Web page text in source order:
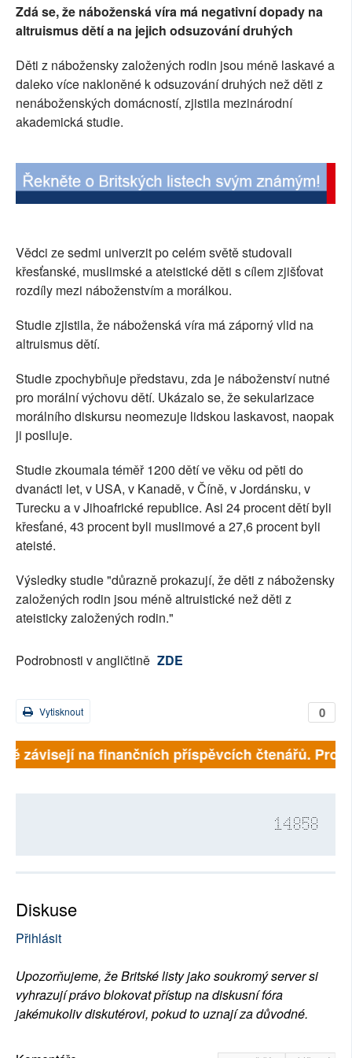
SOCIÁLNÍ SÍTĚ
PLNÁ VERZE STRÁNEK
Zdá se, že náboženská víra má negativní dopady na
altruismus dětí a na jejich odsuzování druhých
Děti z nábožensky založených rodin jsou méně laskavé a
daleko více nakloněné k odsuzování druhých než děti z
nenáboženských domácností, zjistila mezinárodní
akademická studie.
Vědci ze sedmi univerzit po celém světě studovali
křesťanské, muslimské a ateistické děti s cílem zjišťovat
rozdíly mezi náboženstvím a morálkou.
Studie zjistila, že náboženská víra má záporný vlid na
altruismus dětí.
Studie zpochybňuje představu, zda je náboženství nutné
pro morální výchovu dětí. Ukázalo se, že sekularizace
morálního diskursu neomezuje lidskou laskavost, naopak
ji posiluje.
Studie zkoumala téměř 1200 dětí ve věku od pěti do
dvanácti let, v USA, v Kanadě, v Číně, v Jordánsku, v
Turecku a v Jihoafrické republice. Asi 24 procent dětí byli
křesťané, 43 procent byli muslimové a 27,6 procent byli
ateisté.
Výsledky studie "důrazně prokazují, že děti z nábožensky
založených rodin jsou méně altruistické než děti z
ateisticky založených rodin."
Podrobnosti v angličtině ZDE
0
Vytisknout
závisejí na finančních příspěvcích čtenářů.
14858
Diskuse
Přihlásit
Upozorňujeme, že Britské listy jako soukromý server si
vyhrazují právo blokovat přístup na diskusní fóra
jakémukoliv diskutérovi, pokud to uznají za důvodné.